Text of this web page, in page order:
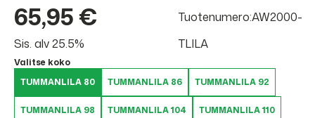
65,95 €
Sis. alv 25.5%
Tuotenumero:AW2000-
TLILA
Valitse koko
TUMMANLILA 80
TUMMANLILA 86 TUMMANLILA 92
TUMMANLILA 98 TUMMANLILA 104 TUMMANLILA 110